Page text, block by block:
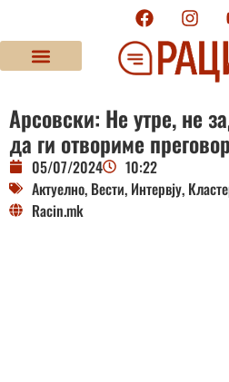
Арсовски: Не утре, не
да ги отвориме
05/07/2024
10:22
Актуелно, Вести, Интервју,
Racin.mk